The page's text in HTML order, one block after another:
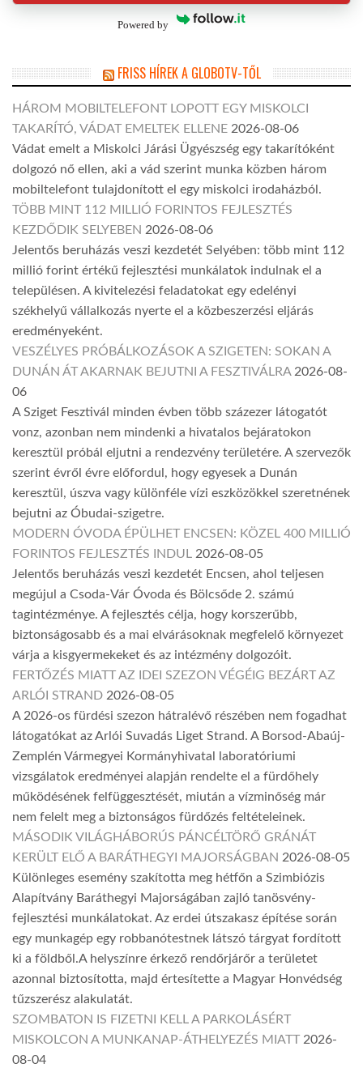
Powered by
FRISS HÍREK A GLOBOTV-TŐL
HÁROM MOBILTELEFONT LOPOTT EGY MISKOLCI
TAKARÍTÓ, VÁDAT EMELTEK ELLENE 2026-08-06
Vádat emelt a Miskolci Járási Ügyészség egy takarítóként
dolgozó nő ellen, aki a vád szerint munka közben három
mobiltelefont tulajdonított el egy miskolci irodaházból.
TÖBB MINT 112 MILLIÓ FORINTOS FEJLESZTÉS
KEZDŐDIK SELYEBEN 2026-08-06
Jelentős beruházás veszi kezdetét Selyében: több mint 112
millió forint értékű fejlesztési munkálatok indulnak el a
településen. A kivitelezési feladatokat egy edelényi
székhelyű vállalkozás nyerte el a közbeszerzési eljárás
eredményeként.
VESZÉLYES PRÓBÁLKOZÁSOK A SZIGETEN: SOKAN A
DUNÁN ÁT AKARNAK BEJUTNI A FESZTIVÁLRA 2026-08-
06
A Sziget Fesztivál minden évben több százezer látogatót
vonz, azonban nem mindenki a hivatalos bejáratokon
keresztül próbál eljutni a rendezvény területére. A szervezők
szerint évről évre előfordul, hogy egyesek a Dunán
keresztül, úszva vagy különféle vízi eszközökkel szeretnének
bejutni az Óbudai-szigetre.
MODERN ÓVODA ÉPÜLHET ENCSEN: KÖZEL 400 MILLIÓ
FORINTOS FEJLESZTÉS INDUL 2026-08-05
Jelentős beruházás veszi kezdetét Encsen, ahol teljesen
megújul a Csoda-Vár Óvoda és Bölcsőde 2. számú
tagintézménye. A fejlesztés célja, hogy korszerűbb,
biztonságosabb és a mai elvárásoknak megfelelő környezet
várja a kisgyermekeket és az intézmény dolgozóit.
FERTŐZÉS MIATT AZ IDEI SZEZON VÉGÉIG BEZÁRT AZ
ARLÓI STRAND 2026-08-05
A 2026-os fürdési szezon hátralévő részében nem fogadhat
látogatókat az Arlói Suvadás Liget Strand. A Borsod-Abaúj-
Zemplén Vármegyei Kormányhivatal laboratóriumi
vizsgálatok eredményei alapján rendelte el a fürdőhely
működésének felfüggesztését, miután a vízminőség már
nem felelt meg a biztonságos fürdőzés feltételeinek.
MÁSODIK VILÁGHÁBORÚS PÁNCÉLTÖRŐ GRÁNÁT
KERÜLT ELŐ A BARÁTHEGYI MAJORSÁGBAN 2026-08-05
Különleges esemény szakította meg hétfőn a Szimbiózis
Alapítvány Baráthegyi Majorságában zajló tanösvény-
fejlesztési munkálatokat. Az erdei útszakasz építése során
egy munkagép egy robbanótestnek látszó tárgyat fordított
ki a földből.A helyszínre érkező rendőrjárőr a területet
azonnal biztosította, majd értesítette a Magyar Honvédség
tűzszerész alakulatát.
SZOMBATON IS FIZETNI KELL A PARKOLÁSÉRT
MISKOLCON A MUNKANAP-ÁTHELYEZÉS MIATT 2026-
08-04